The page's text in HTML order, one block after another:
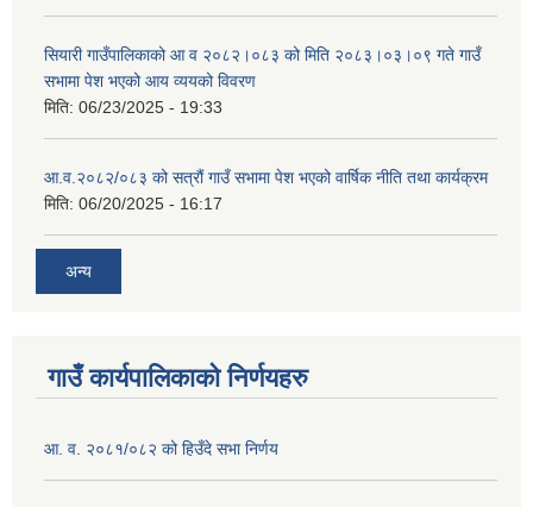
सियारी गाउँपालिकाको आ व २०८२।०८३ को मिति २०८३।०३।०९ गते गाउँ
सभामा पेश भएको आय व्ययको विवरण
मिति: 06/23/2025 - 19:33
आ.व.२०८२/०८३ को सत्रौं गाउँ सभामा पेश भएको वार्षिक नीति तथा कार्यक्रम
मिति: 06/20/2025 - 16:17
अन्य
गाउँ कार्यपालिकाको निर्णयहरु
आ. व. २०८१/०८२ को हिउँदे सभा निर्णय